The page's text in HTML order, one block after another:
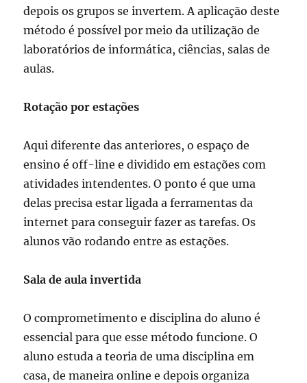
depois os grupos se invertem. A aplicação deste
método é possível por meio da utilização de
laboratórios de informática, ciências, salas de
aulas.
Rotação por estações
Aqui diferente das anteriores, o espaço de
ensino é off-line e dividido em estações com
atividades intendentes. O ponto é que uma
delas precisa estar ligada a ferramentas da
internet para conseguir fazer as tarefas. Os
alunos vão rodando entre as estações.
Sala de aula invertida
O comprometimento e disciplina do aluno é
essencial para que esse método funcione. O
aluno estuda a teoria de uma disciplina em
casa, de maneira online e depois organiza